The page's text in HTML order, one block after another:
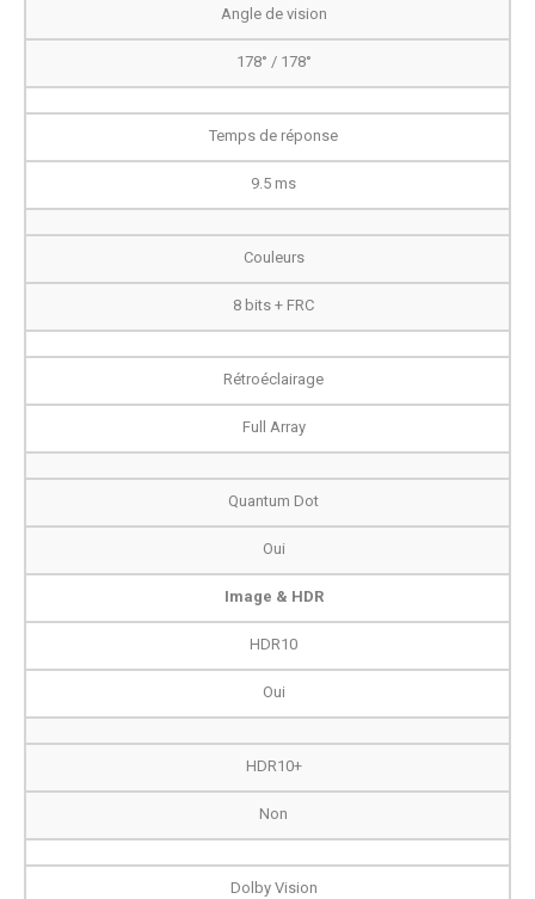
Angle de vision
178° / 178°
Temps de réponse
9.5 ms
Couleurs
8 bits + FRC
Rétroéclairage
Full Array
Quantum Dot
Oui
Image & HDR
HDR10
Oui
HDR10+
Non
Dolby Vision